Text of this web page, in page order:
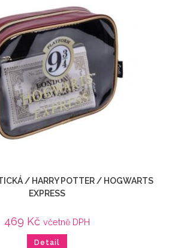
/ HARRY POTTER / HOGWARTS
EXPRESS
469 Kč včetně DPH
Detail